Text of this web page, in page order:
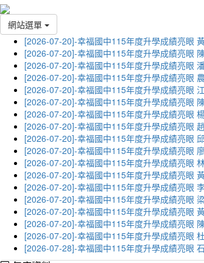
網站選單
[2026-07-20]-幸福國中115年度升學成績亮眼
[2026-07-20]-幸福國中115年度升學成績亮眼
[2026-07-20]-幸福國中115年度升學成績亮眼
[2026-07-20]-幸福國中115年度升學成績亮眼
[2026-07-20]-幸福國中115年度升學成績亮眼
[2026-07-20]-幸福國中115年度升學成績亮眼
[2026-07-20]-幸福國中115年度升學成績亮眼
[2026-07-20]-幸福國中115年度升學成績亮眼
[2026-07-20]-幸福國中115年度升學成績亮眼
[2026-07-20]-幸福國中115年度升學成績亮眼
[2026-07-20]-幸福國中115年度升學成績亮眼
[2026-07-20]-幸福國中115年度升學成績亮眼
[2026-07-20]-幸福國中115年度升學成績亮眼
[2026-07-20]-幸福國中115年度升學成績亮眼
[2026-07-20]-幸福國中115年度升學成績亮眼
[2026-07-20]-幸福國中115年度升學成績亮眼
[2026-07-20]-幸福國中115年度升學成績亮眼
[2026-07-28]-幸福國中115年度升學成績亮眼